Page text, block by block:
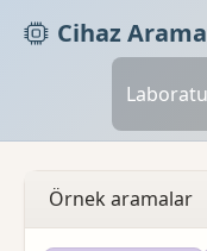
Cihaz Arama
Örnek aramalar